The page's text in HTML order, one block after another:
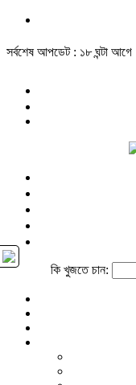
সর্বশেষ আপডেট : ১৮ ঘন্টা আগে
কি খুজতে চান: